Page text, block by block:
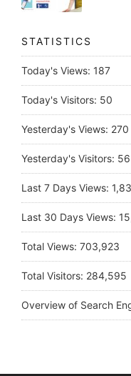
STATISTICS
Today's Views: 187
Today's Visitors: 50
Yesterday's Views: 270
Yesterday's Visitors: 56
Last 7 Days Views:
Last 30 Days Views:
Total Views: 703,923
Total Visitors: 284,595
Overview of Search